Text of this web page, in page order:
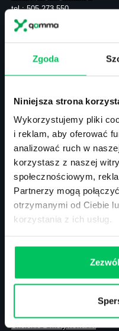
Zgoda
Niniejsza strona
Wykorzystujemy pliki
i reklam, aby oferować
analizować ruch w
korzystasz z naszej
społecznościowym,
Partnerzy mogą
otrzymanymi od Ciebie
korzystania z ich usług.
tel.: 505 273 550
NIP: 113-26-90-108
Szkolenia zamknięte
Szkolenia sprzedażowe
Szkolenia – efektywność
Szkolenia – zarządzanie
Szkolenia HR
Szkolenia – kompetencje
Szkolenia – prawo
Terminarz szkoleń miękkich
Szkolenie z zarządzania
Skolenie z motywowania